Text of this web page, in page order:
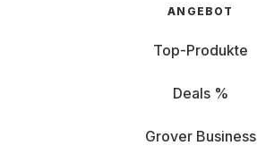
ANGEBOT
Top-Produkte
Deals %
Grover Business